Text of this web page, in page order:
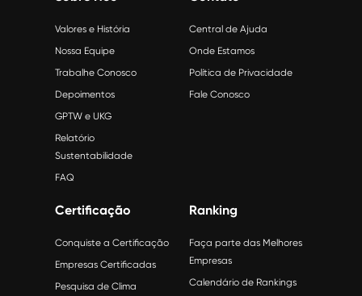
Valores e História
Nossa Equipe
Trabalhe Conosco
Depoimentos
GPTW e UKG
Relatório
Sustentabilidade
FAQ
Central de Ajuda
Onde Estamos
Política de Privacidade
Fale Conosco
Certificação
Conquiste a Certificação
Empresas Certificadas
Pesquisa de Clima
Ranking
Faça parte das Melhores
Empresas
Calendário de Rankings